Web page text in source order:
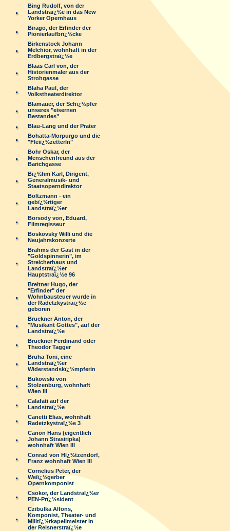
Bing Rudolf, von der
Landstraï¿½e in das New
Yorker Opernhaus
Birago, der Erfinder der
Pionierlaufbrï¿½cke
Birkenstock Johann
Melchior, wohnhaft in der
Erdbergstraï¿½e
Blaas Carl von, der
Historienmaler aus der
Strohgasse
Blaha Paul, der
Volkstheaterdirektor
Blamauer, der Schï¿½pfer
unseres "eisernen
Bestandes"
Blau-Lang und der Prater
Bohatta-Morpurgo und die
"Fleiï¿½zetterln"
Bohr Oskar, der
Menschenfreund aus der
Barichgasse
Bï¿½hm Karl, Dirigent,
Generalmusik- und
Staatsoperndirektor
Boltzmann - ein
gebï¿½rtiger
Landstraï¿½er
Borsody von, Eduard,
Filmregisseur
Boskovsky Willi und die
Neujahrskonzerte
Brahms der Gast in der
"Goldspinnerin", im
Streicherhaus und
Landstraï¿½er
Hauptstraï¿½e 96
Breitner Hugo, der
"Erfinder" der
Wohnbausteuer wurde in
der Radetzkystraï¿½e
geboren
Bruckner Anton, der
"Musikant Gottes", auf der
Landstraï¿½e
Bruckner Ferdinand oder
Theodor Tagger
Bruha Toni, eine
Landstraï¿½er
Widerstandskï¿½mpferin
Bukowski von
Stolzenburg, wohnhaft
Wien III
Calafati auf der
Landstraï¿½e
Canetti Elias, wohnhaft
Radetzkystraï¿½e 3
Canon Hans (eigentlich
Johann Strasiripka)
wohnhaft Wien III
Conrad von Hï¿½tzendorf,
Franz wohnhaft Wien III
Cornelius Peter, der
Weiï¿½gerber
Opernkomponist
Csokor, der Landstraï¿½er
PEN-Prï¿½sident
Czibulka Alfons,
Komponist, Theater- und
Militï¿½rkapellmeister in
der Reisnerstraï¿½e